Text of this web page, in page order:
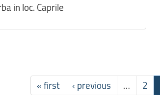
in loc. Caprile
« first ‹ previous … 2